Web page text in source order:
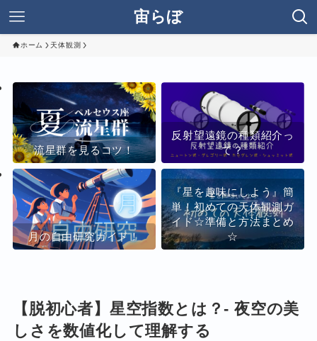
宙らぼ
ホーム 天体観測
流星群を見るコツ！
反射望遠鏡の種類紹介っ
て？
月の自由研究ガイド！
『星を趣味にしよう』簡
単！初めての天体観測ガ
イド☆準備と方法まとめ
☆
【脱初心者】星空指数とは？- 夜空の美
しさを数値化して理解する